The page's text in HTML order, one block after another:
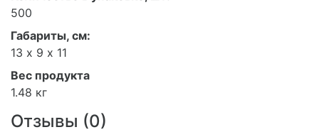
500
Габариты, см:
13 х 9 х 11
Вес продукта
1.48 кг
Отзывы (0)